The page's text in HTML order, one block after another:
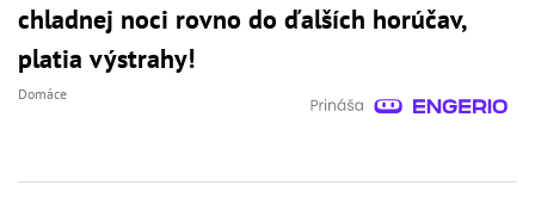
chladnej noci rovno do ďalších horúčav,
platia výstrahy!
Domáce